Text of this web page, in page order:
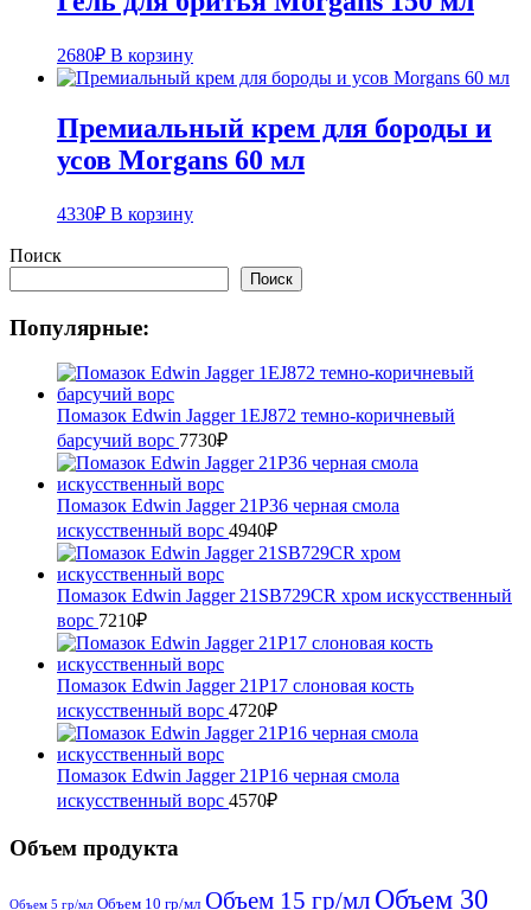
2680₽ В корзину
Премиальный крем для бороды и
усов Morgans 60 мл
4330₽ В корзину
Поиск
Поиск
Популярные:
Помазок Edwin Jagger 1EJ872 темно-коричневый
барсучий ворс 7730₽
Помазок Edwin Jagger 21P36 черная смола
искусственный ворс 4940₽
Помазок Edwin Jagger 21SB729CR хром искусственный
ворс 7210₽
Помазок Edwin Jagger 21P17 слоновая кость
искусственный ворc 4720₽
Помазок Edwin Jagger 21P16 черная смола
искусственный ворс 4570₽
Объем продукта
Объем 5 гр/мл Объем 10 гр/мл Объем 15 гр/мл Объем 30